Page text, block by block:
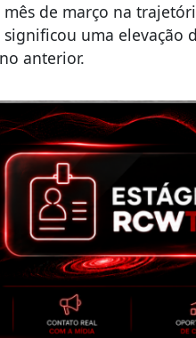
de março na
uma elevação
anterior.